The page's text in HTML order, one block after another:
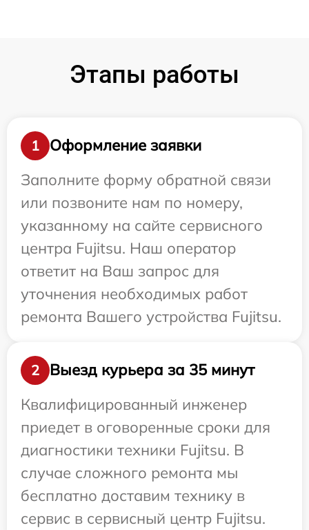
Этапы работы
1
Оформление заявки
Заполните форму обратной связи
или позвоните нам по номеру,
указанному на сайте сервисного
центра Fujitsu. Наш оператор
ответит на Ваш запрос для
уточнения необходимых работ
ремонта Вашего устройства Fujitsu.
2
Выезд курьера за 35 минут
Квалифицированный инженер
приедет в оговоренные сроки для
диагностики техники Fujitsu. В
случае сложного ремонта мы
бесплатно доставим технику в
сервис в сервисный центр Fujitsu.